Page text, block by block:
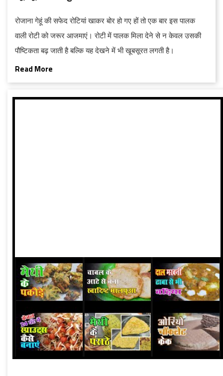
रोजाना गेहूं की सफेद रोटियां खाकर बोर हो गए हों तो एक बार इस पालक
वाली रोटी को जरूर आजमाएं। रोटी में पालक मिला देने से न केवल उसकी
पौष्टिकता बढ़ जाती है बल्कि यह देखने में भी खूबसूरत लगती है।
Read More